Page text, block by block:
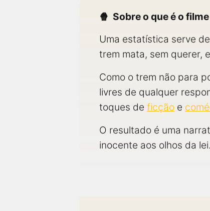
Sobre o que é o filme
Uma estatística serve
trem mata, sem querer,
Como o trem não para
livres de qualquer
toques de ficção e
O resultado é uma
inocente aos olhos da lei.